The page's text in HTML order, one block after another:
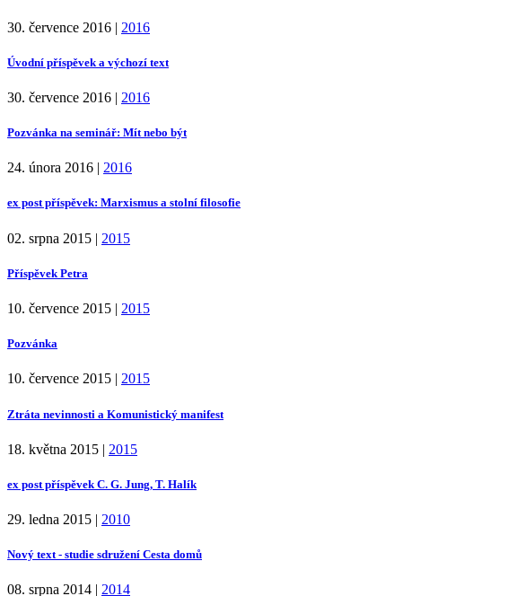
30. července 2016 | 2016
Úvodní příspěvek a výchozí text
30. července 2016 | 2016
Pozvánka na seminář: Mít nebo být
24. února 2016 | 2016
ex post příspěvek: Marxismus a stolní filosofie
02. srpna 2015 | 2015
Příspěvek Petra
10. července 2015 | 2015
Pozvánka
10. července 2015 | 2015
Ztráta nevinnosti a Komunistický manifest
18. května 2015 | 2015
ex post příspěvek C. G. Jung, T. Halík
29. ledna 2015 | 2010
Nový text - studie sdružení Cesta domů
08. srpna 2014 | 2014